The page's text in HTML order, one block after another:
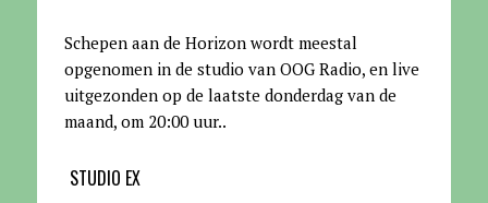
Schepen aan de Horizon wordt meestal
opgenomen in de studio van OOG Radio, en live
uitgezonden op de laatste donderdag van de
maand, om 20:00 uur..
STUDIO EX